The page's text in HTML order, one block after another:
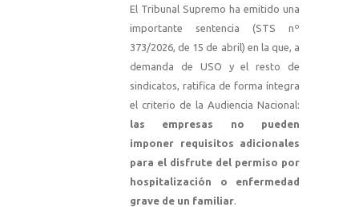
El Tribunal Supremo ha emitido una
importante sentencia (STS nº
373/2026, de 15 de abril) en la que, a
demanda de USO y el resto de
sindicatos, ratifica de forma íntegra
el criterio de la Audiencia Nacional:
las empresas no pueden
imponer requisitos adicionales
para el disfrute del permiso por
hospitalización o enfermedad
grave de un familiar.